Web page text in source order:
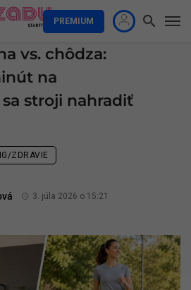
PREMIUM
vs. chôdza:
na
stroji nahradiť
ZDRAVIE
3. júla 2026 o 15:21